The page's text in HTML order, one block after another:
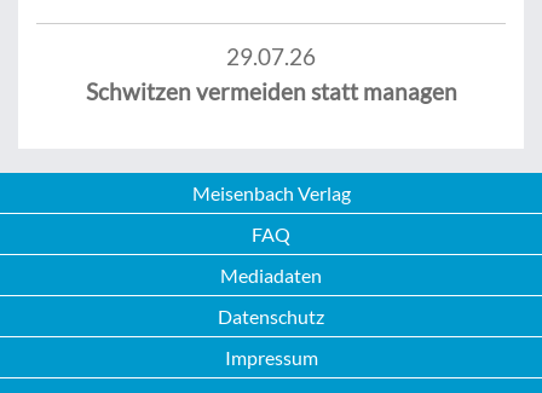
29.07.26
Schwitzen vermeiden statt managen
Meisenbach Verlag
FAQ
Mediadaten
Datenschutz
Impressum